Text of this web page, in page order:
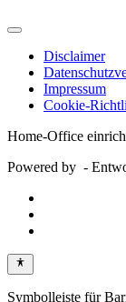
Disclaimer
Impressum
Cookie-
Home-Office
Powered by -
Symbolleiste für